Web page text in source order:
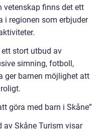
vetenskap finns det ett
i regionen som erbjuder
stort utbud av
simning, fotboll,
ger barnen möjlighet att
göra med barn i Skåne”
av Skåne Turism visar